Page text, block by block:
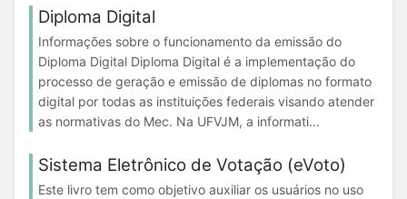
Diploma Digital
Informações sobre o funcionamento da emissão do
Diploma Digital Diploma Digital é a implementação do
processo de geração e emissão de diplomas no formato
digital por todas as instituições federais visando atender
as normativas do Mec. Na UFVJM, a informati...
Sistema Eletrônico de Votação (eVoto)
Este livro tem como objetivo auxiliar os usuários no uso